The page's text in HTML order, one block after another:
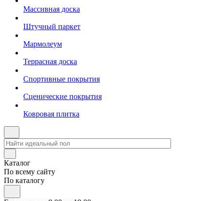
Массивная доска
Штучный паркет
Мармолеум
Террасная доска
Спортивные покрытия
Сценические покрытия
Ковровая плитка
Каталог
По всему сайту
По каталогу